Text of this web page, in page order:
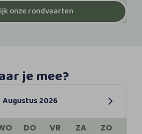
onze rondvaarten
je mee?
Augustus 2026
DO VR ZA
ZO